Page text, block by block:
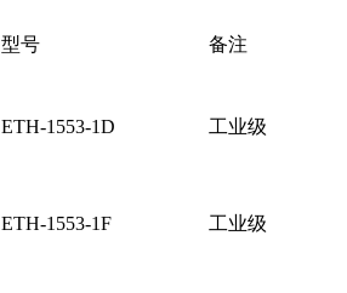
型号 备注
ETH-1553-1D 工业级
ETH-1553-1F 工业级